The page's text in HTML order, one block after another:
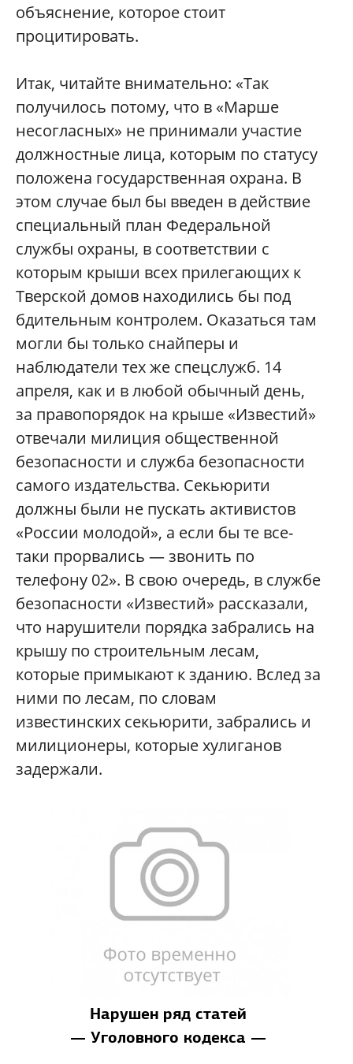
объяснение, которое стоит
процитировать.
Итак, читайте внимательно: «Так
получилось потому, что в «Марше
несогласных» не принимали участие
должностные лица, которым по статусу
положена государственная охрана. В
этом случае был бы введен в действие
специальный план Федеральной
службы охраны, в соответствии с
которым крыши всех прилегающих к
Тверской домов находились бы под
бдительным контролем. Оказаться там
могли бы только снайперы и
наблюдатели тех же спецслужб. 14
апреля, как и в любой обычный день,
за правопорядок на крыше «Известий»
отвечали милиция общественной
безопасности и служба безопасности
самого издательства. Секьюрити
должны были не пускать активистов
«России молодой», а если бы те все-
таки прорвались — звонить по
телефону 02». В свою очередь, в службе
безопасности «Известий» рассказали,
что нарушители порядка забрались на
крышу по строительным лесам,
которые примыкают к зданию. Вслед за
ними по лесам, по словам
известинских секьюрити, забрались и
милиционеры, которые хулиганов
задержали.
Нарушен ряд статей
— Уголовного кодекса —